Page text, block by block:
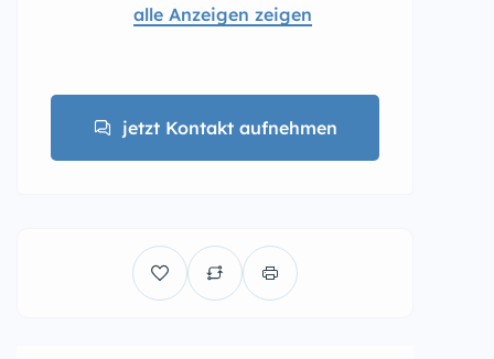
alle Anzeigen zeigen
jetzt Kontakt aufnehmen